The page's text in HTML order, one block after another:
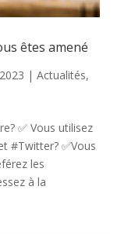
êtes amené
| Actualités,
✅ Vous utilisez
#Twitter? ✅Vous
les
à la